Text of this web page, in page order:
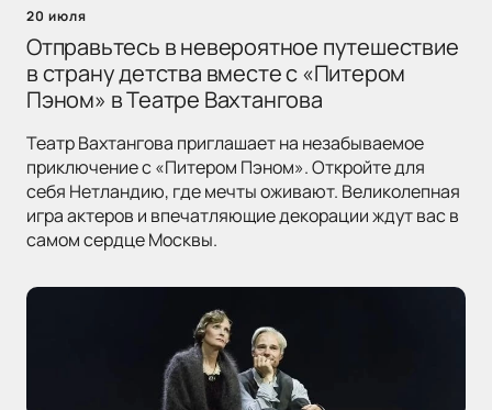
20 июля
Отправьтесь в невероятное путешествие
в страну детства вместе с «Питером
Пэном» в Театре Вахтангова
Театр Вахтангова приглашает на незабываемое
приключение с «Питером Пэном». Откройте для
себя Нетландию, где мечты оживают. Великолепная
игра актеров и впечатляющие декорации ждут вас в
самом сердце Москвы.